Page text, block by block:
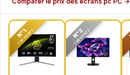
N°1
TOP VENTE N°2
TOP VENTE